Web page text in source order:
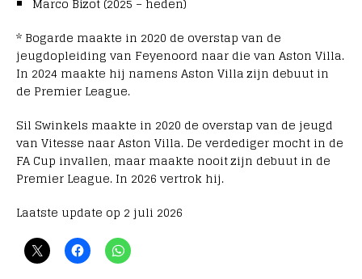
* Bogarde maakte in 2020 de overstap van de
jeugdopleiding van Feyenoord naar die van Aston Villa.
In 2024 maakte hij namens Aston Villa zijn debuut in
de Premier League.
Sil Swinkels maakte in 2020 de overstap van de jeugd
van Vitesse naar Aston Villa. De verdediger mocht in de
FA Cup invallen, maar maakte nooit zijn debuut in de
Premier League. In 2026 vertrok hij.
Laatste update op 2 juli 2026